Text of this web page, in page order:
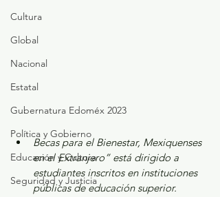
Cultura
Global
Nacional
Estatal
Gubernatura Edoméx 2023
Política y Gobierno
Educación y Cultura
Seguridad y Justicia
Becas para el Bienestar, Mexiquenses
en el Extranjero” está dirigido a
estudiantes inscritos en instituciones
públicas de educación superior.